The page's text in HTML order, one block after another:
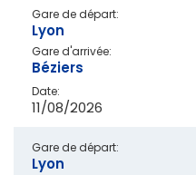
Gare de départ:
Lyon
Gare d'arrivée:
Béziers
Date:
11/08/2026
Gare de départ:
Lyon